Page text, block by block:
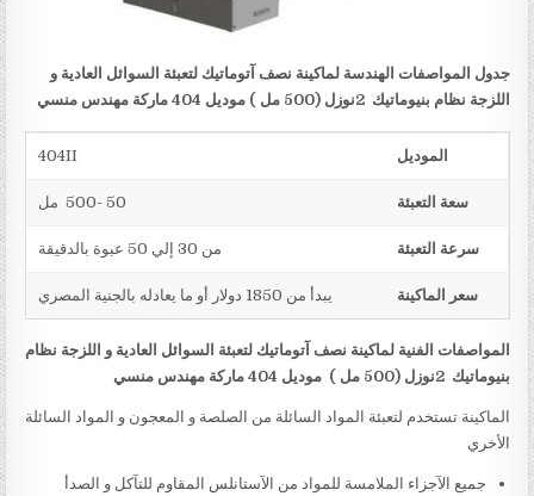
جدول المواصفات الهندسة لماكينة نصف آتوماتيك لتعبئة السوائل العادية و
اللزجة نظام بنيوماتيك 2 نوزل (500 مل ) موديل 404 ماركة مهندس منسي
الموديل 404II
سعة التعبئة 50 -500 مل
سرعة التعبئة من 30 إلي 50 عبوة بالدقيقة
سعر الماكينة يبدأ من 1850 دولار أو ما يعادله بالجنية المصري
المواصفات الفنية لماكينة نصف آتوماتيك لتعبئة السوائل العادية و اللزجة نظام
بنيوماتيك 2 نوزل (500 مل ) موديل 404 ماركة مهندس منسي
الماكينة تستخدم لتعبئة المواد السائلة من الصلصة و المعجون و المواد السائلة
الأخري
جميع الآجزاء الملامسة للمواد من الآستانلس المقاوم للتآكل و الصدأ